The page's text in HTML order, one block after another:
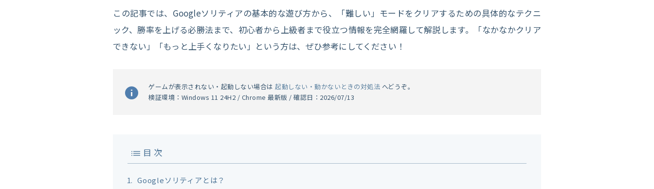
この記事では、Googleソリティアの基本的な遊び方から、「難しい」モードをクリアするための具体的なテクニ
ック、勝率を上げる必勝法まで、初心者から上級者まで役立つ情報を完全網羅して解説します。「なかなかクリア
できない」「もっと上手くなりたい」という方は、ぜひ参考にしてください！
ゲームが表示されない・起動しない場合は 起動しない・動かないときの対処法 へどうぞ。
検証環境：Windows 11 24H2 / Chrome 最新版 / 確認日：2026/07/13
目 次
Googleソリティアとは？